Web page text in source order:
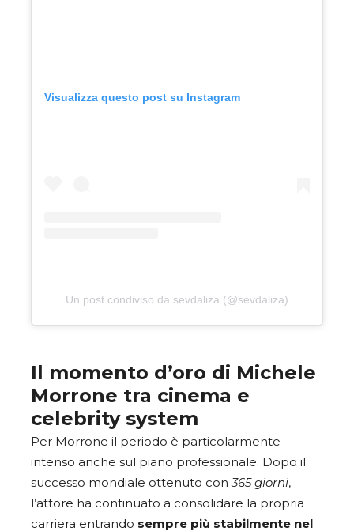
Visualizza questo post su Instagram
Un post condiviso da sevdaliza (@sevdaliza)
Il momento d’oro di Michele
Morrone tra cinema e
celebrity system
Per Morrone il periodo è particolarmente
intenso anche sul piano professionale. Dopo il
successo mondiale ottenuto con365 giorni,
l’attore ha continuato a consolidare la propria
carriera entrando sempre più stabilmente nel